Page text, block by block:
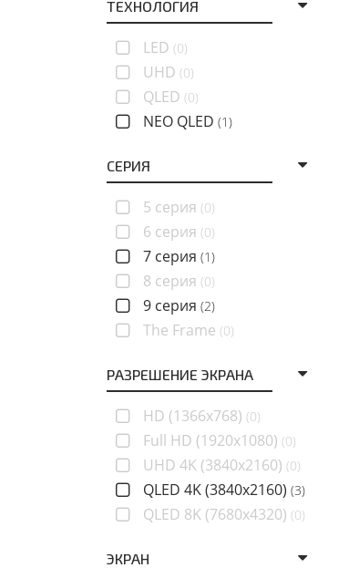
ТЕХНОЛОГИЯ
LED (0)
UHD (0)
QLED (0)
NEO QLED (1)
СЕРИЯ
5 серия (0)
6 серия (0)
7 серия (1)
8 серия (0)
9 серия (2)
The Frame (0)
РАЗРЕШЕНИЕ ЭКРАНА
HD (1366x768) (0)
Full HD (1920x1080) (0)
UHD 4K (3840x2160) (0)
QLED 4K (3840x2160) (3)
QLED 8K (7680x4320) (0)
ЭКРАН